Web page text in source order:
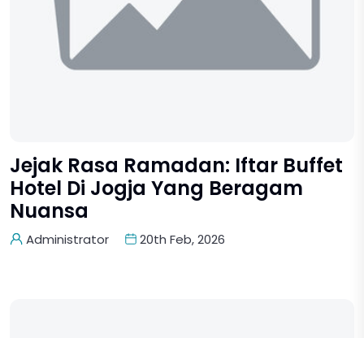
Jejak Rasa Ramadan: Iftar Buffet
Hotel Di Jogja Yang Beragam
Nuansa
Administrator 20th Feb, 2026